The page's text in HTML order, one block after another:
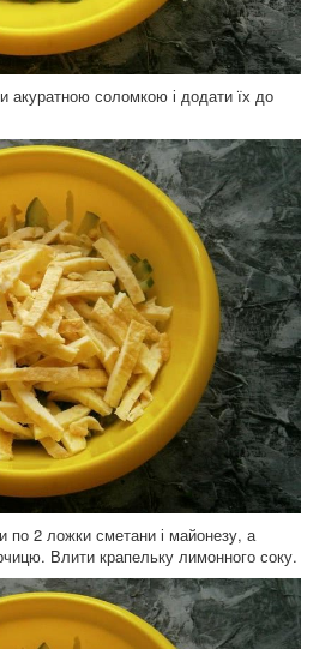
акуратною соломкою і додати їх до
по 2 ложки сметани і майонезу, а
Влити крапельку лимонного соку.